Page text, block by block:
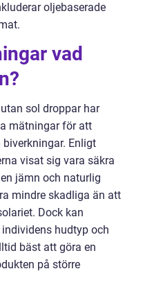
oljebaserade
vad
sol droppar har
mätningar för att
Enligt
visat sig vara säkra
jämn och naturlig
mindre skadliga än att
Dock kan
hudtyp och
bäst att göra en
på större